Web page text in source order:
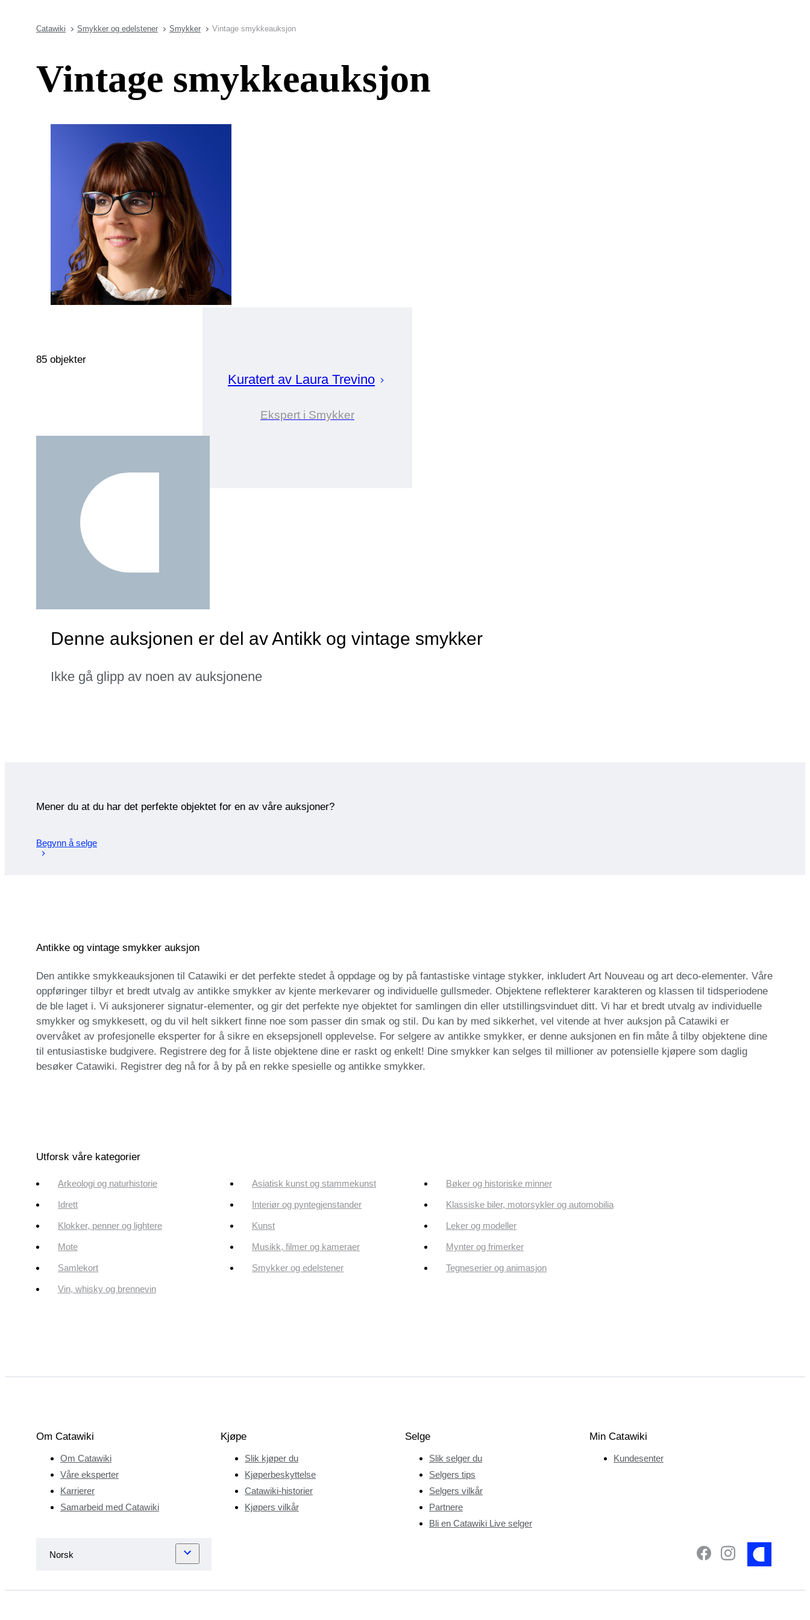
Catawiki Smykker og edelstener Smykker Vintage smykkeauksjon
Vintage smykkeauksjon
Kuratert av Laura Trevino
Ekspert i Smykker
85 objekter
Denne auksjonen er del av Antikk og vintage smykker
Ikke gå glipp av noen av auksjonene
Mener du at du har det perfekte objektet for en av våre auksjoner?
Begynn å selge
Antikke og vintage smykker auksjon
Den antikke smykkeauksjonen til Catawiki er det perfekte stedet å oppdage og by på fantastiske vintage stykker, inkludert Art Nouveau og art deco-elementer. Våre
oppføringer tilbyr et bredt utvalg av antikke smykker av kjente merkevarer og individuelle gullsmeder. Objektene reflekterer karakteren og klassen til tidsperiodene
de ble laget i. Vi auksjonerer signatur-elementer, og gir det perfekte nye objektet for samlingen din eller utstillingsvinduet ditt. Vi har et bredt utvalg av individuelle
smykker og smykkesett, og du vil helt sikkert finne noe som passer din smak og stil. Du kan by med sikkerhet, vel vitende at hver auksjon på Catawiki er
overvåket av profesjonelle eksperter for å sikre en eksepsjonell opplevelse. For selgere av antikke smykker, er denne auksjonen en fin måte å tilby objektene dine
til entusiastiske budgivere. Registrere deg for å liste objektene dine er raskt og enkelt! Dine smykker kan selges til millioner av potensielle kjøpere som daglig
besøker Catawiki. Registrer deg nå for å by på en rekke spesielle og antikke smykker.
Utforsk våre kategorier
Arkeologi og naturhistorie Asiatisk kunst og stammekunst Bøker og historiske minner
Idrett Interiør og pyntegjenstander Klassiske biler, motorsykler og automobilia
Klokker, penner og lightere Kunst Leker og modeller
Mote Musikk, filmer og kameraer Mynter og frimerker
Samlekort Smykker og edelstener Tegneserier og animasjon
Vin, whisky og brennevin
Om Catawiki
Om Catawiki
Våre eksperter
Karrierer
Samarbeid med Catawiki
Kjøpe
Slik kjøper du
Kjøperbeskyttelse
Catawiki-historier
Kjøpers vilkår
Selge
Slik selger du
Selgers tips
Selgers vilkår
Partnere
Bli en Catawiki Live selger
Min Catawiki
Kundesenter